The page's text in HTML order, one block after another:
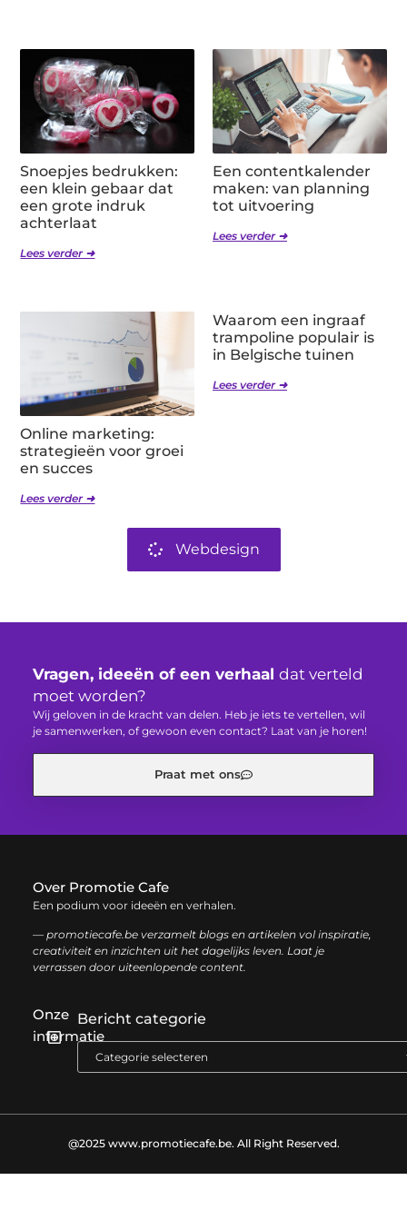
Snoepjes bedrukken:
een klein gebaar dat
een grote indruk
achterlaat
Lees verder ➜
Een contentkalender
maken: van planning
tot uitvoering
Lees verder ➜
Online marketing:
strategieën voor groei
en succes
Lees verder ➜
Waarom een ingraaf
trampoline populair is
in Belgische tuinen
Lees verder ➜
Webdesign
Vragen, ideeën of een verhaal dat verteld
moet worden?
Wij geloven in de kracht van delen. Heb je iets te vertellen, wil
je samenwerken, of gewoon even contact? Laat van je horen!
Praat met ons
Over Promotie Cafe
Een podium voor ideeën en verhalen.
— promotiecafe.be verzamelt blogs en artikelen vol inspiratie,
creativiteit en inzichten uit het dagelijks leven. Laat je
verrassen door uiteenlopende content.
Onze
informatie
Bericht categorie
@2025 www.promotiecafe.be. All Right Reserved.​